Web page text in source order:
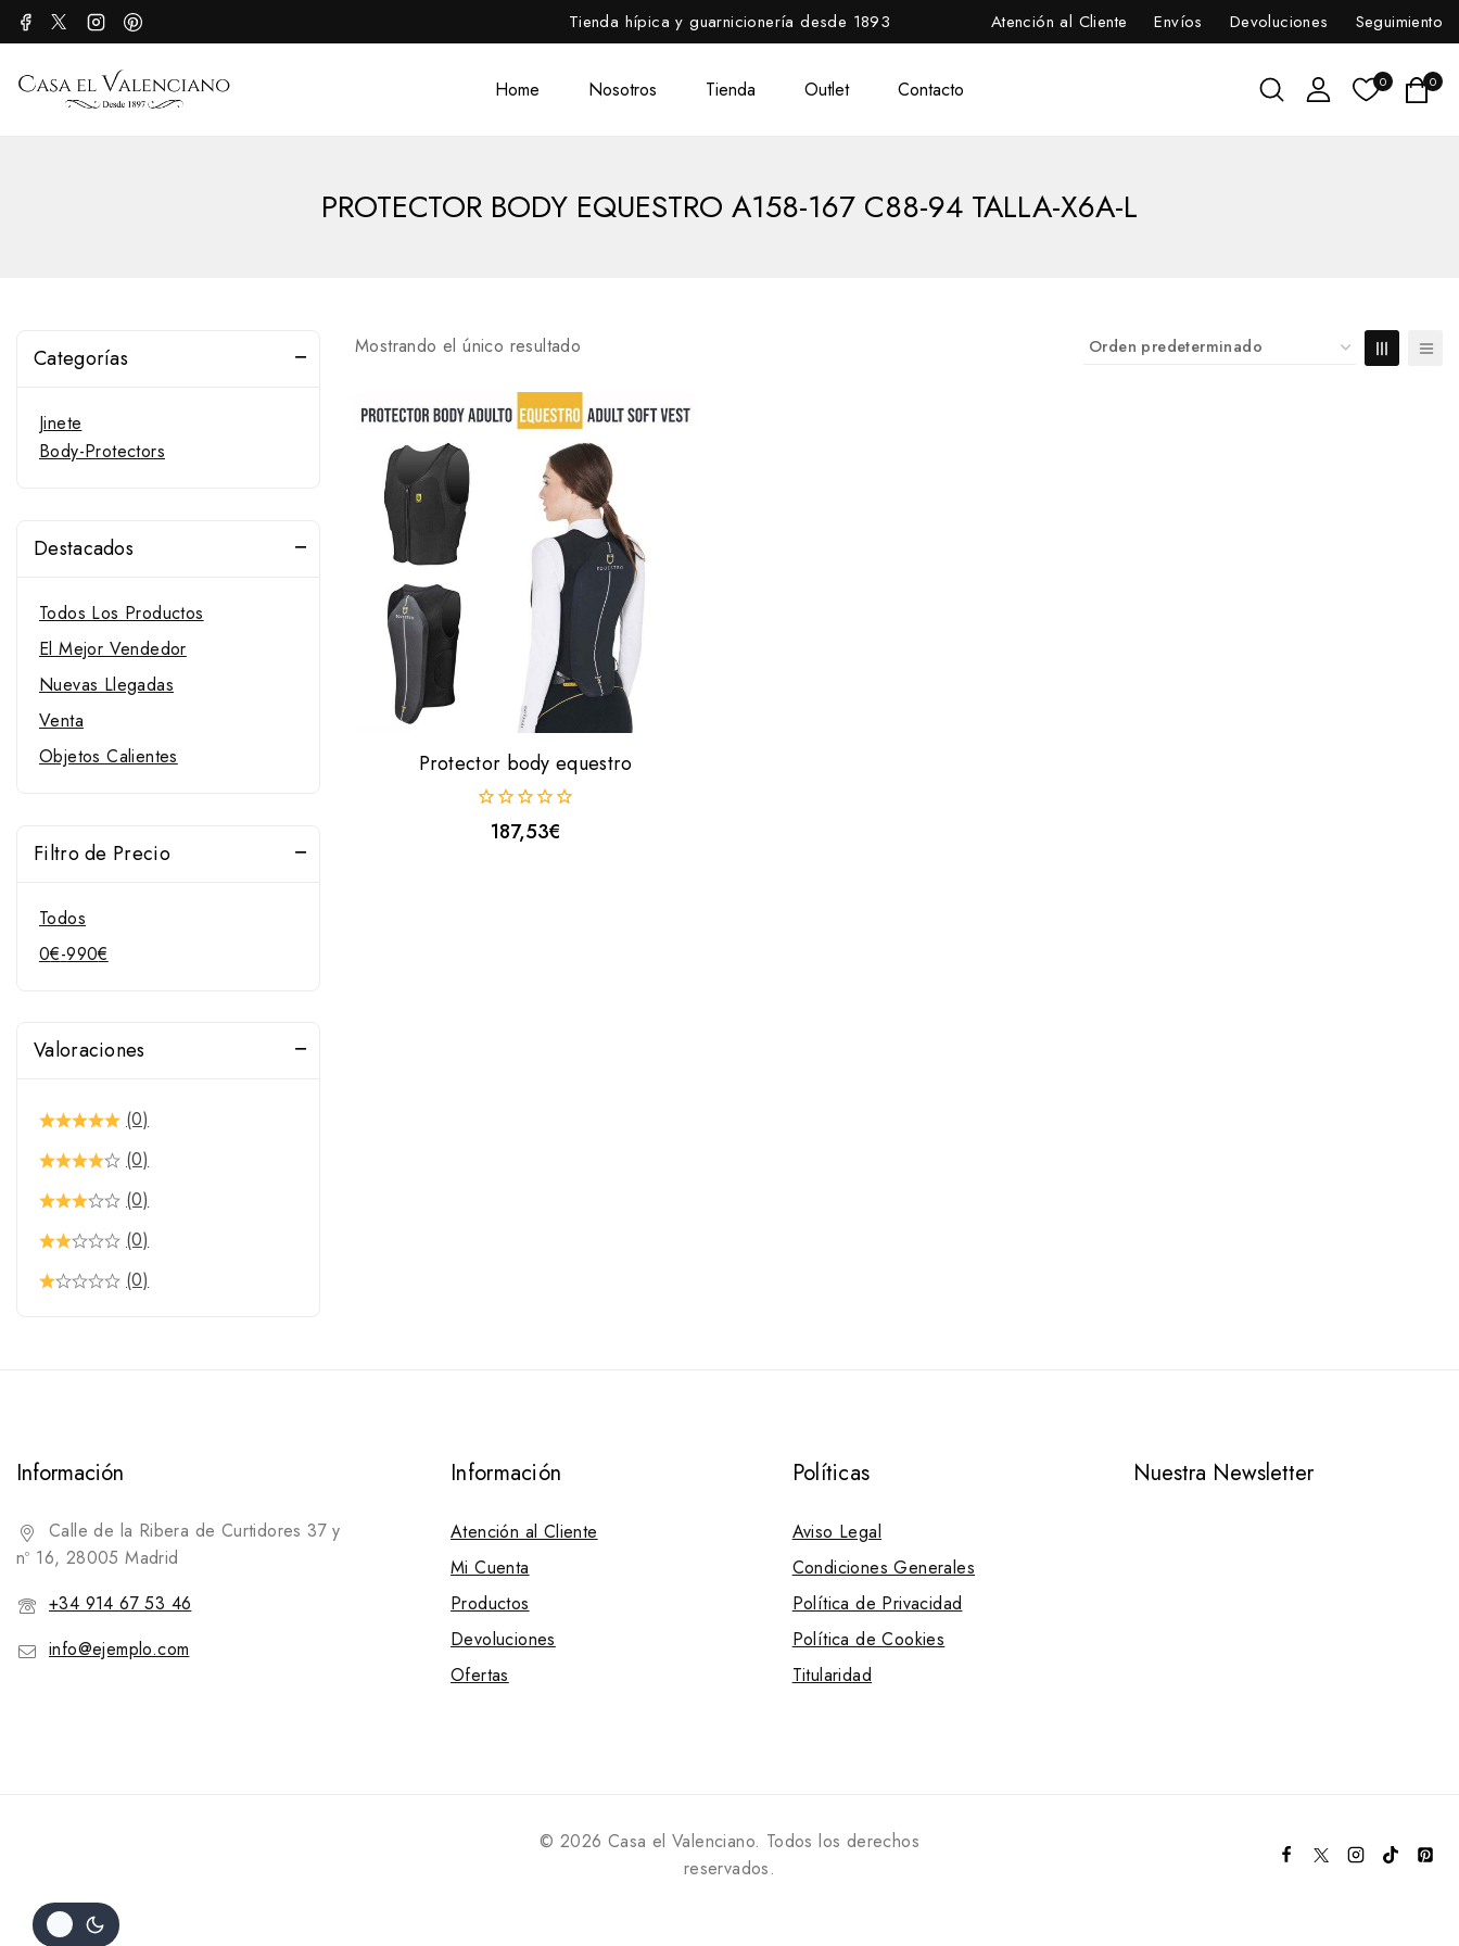
Tienda hípica y guarnicionería desde 1893 Atención al Cliente Envíos Devoluciones Seguimiento
Home Nosotros Tienda Outlet Contacto 0 0
PROTECTOR BODY EQUESTRO A158-167 C88-94 TALLA-X6A-L
Mostrando el único resultado
Protector body equestro
fuera
187,53€
Categorías
Jinete
Body-Protectors
Destacados
Todos Los Productos
El Mejor Vendedor
Nuevas Llegadas
Venta
Objetos Calientes
Filtro de Precio
Todos
0€-990€
Valoraciones
(0)
(0)
(0)
(0)
(0)
Información
Calle de la Ribera de Curtidores 37 y
nº 16, 28005 Madrid
+34 914 67 53 46
info@ejemplo.com
Información
Atención al Cliente
Mi Cuenta
Productos
Devoluciones
Ofertas
Políticas
Aviso Legal
Condiciones Generales
Política de Privacidad
Política de Cookies
Titularidad
Nuestra Newsletter
© 2026 Casa el Valenciano. Todos los derechos
reservados.